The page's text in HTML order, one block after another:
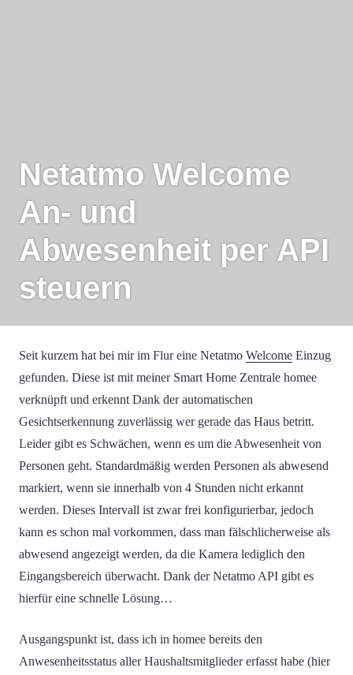
Netatmo Welcome
An- und
Abwesenheit per API
steuern
Seit kurzem hat bei mir im Flur eine Netatmo Welcome Einzug
gefunden. Diese ist mit meiner Smart Home Zentrale homee
verknüpft und erkennt Dank der automatischen
Gesichtserkennung zuverlässig wer gerade das Haus betritt.
Leider gibt es Schwächen, wenn es um die Abwesenheit von
Personen geht. Standardmäßig werden Personen als abwesend
markiert, wenn sie innerhalb von 4 Stunden nicht erkannt
werden. Dieses Intervall ist zwar frei konfigurierbar, jedoch
kann es schon mal vorkommen, dass man fälschlicherweise als
abwesend angezeigt werden, da die Kamera lediglich den
Eingangsbereich überwacht. Dank der Netatmo API gibt es
hierfür eine schnelle Lösung…
Ausgangspunkt ist, dass ich in homee bereits den
Anwesenheitsstatus aller Haushaltsmitglieder erfasst habe (hier